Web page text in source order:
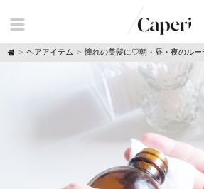
H
ヘアアイテム 憧れの美髪に♡朝・昼・夜のルー